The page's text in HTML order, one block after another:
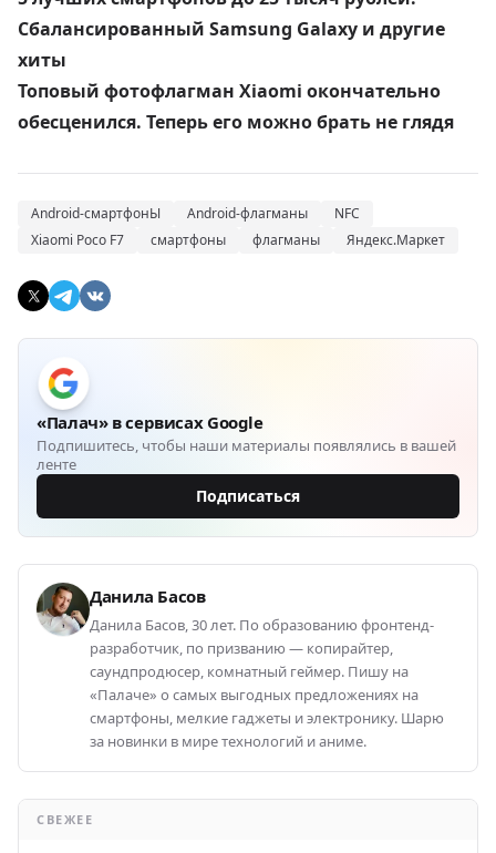
Сбалансированный Samsung Galaxy и другие
хиты
Топовый фотофлагман Xiaomi окончательно
обесценился. Теперь его можно брать не глядя
Android-смартфонЫ Android-флагманы
NFC
Xiaomi Poco F7
смартфоны флагманы Яндекс.Маркет
«Палач» в сервисах Google
Подпишитесь, чтобы наши материалы появлялись в вашей
ленте
Подписаться
Данила Басов
Данила Басов, 30 лет. По образованию фронтенд-
разработчик, по призванию — копирайтер,
саундпродюсер, комнатный геймер. Пишу на
«Палаче» о самых выгодных предложениях на
смартфоны, мелкие гаджеты и электронику. Шарю
за новинки в мире технологий и аниме.
СВЕЖЕЕ